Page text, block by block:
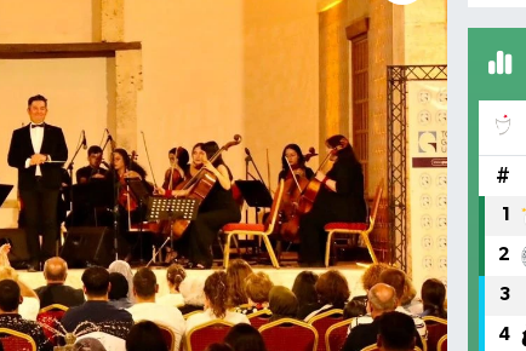
#
1
2
3
4